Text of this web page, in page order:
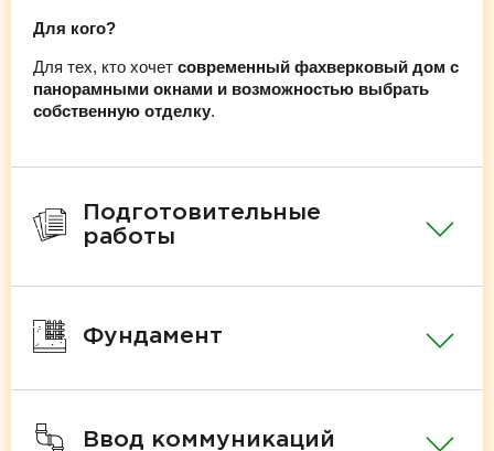
Для кого?
Для тех, кто хочет современный фахверковый дом с
панорамными окнами и возможностью выбрать
собственную отделку.
Подготовительные
работы
Фундамент
Ввод коммуникаций